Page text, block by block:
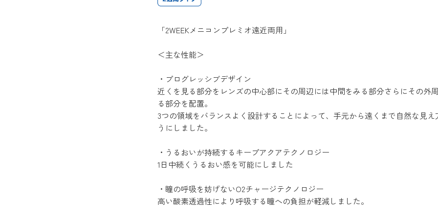
「2WEEKメニコンプレミオ遠近両用」
＜主な性能＞
・プログレッシブデザイン
近くを見る部分をレンズの中心部にその周辺には中間をみる部分さらにその外
る部分を配置。
3つの領域をバランスよく設計することによって、手元から遠くまで自然な見え
うにしました。
・うるおいが持続するキープアクアテクノロジー
1日中続くうるおい感を可能にしました
・瞳の呼吸を妨げないO2チャージテクノロジー
高い酸素透過性により呼吸する瞳への負担が軽減しました。